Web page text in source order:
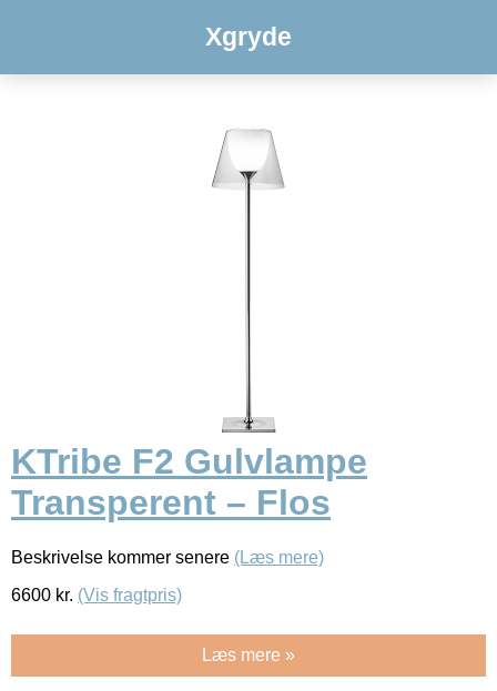
Xgryde
KTribe F2 Gulvlampe
Transperent – Flos
Beskrivelse kommer senere (Læs mere)
6600 kr. (Vis fragtpris)
Læs mere »